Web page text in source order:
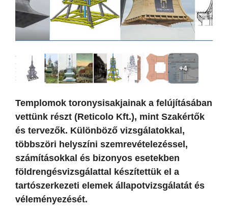
+4
Templomok toronysisakjainak a felújításában
vettünk részt (Reticolo Kft.), mint Szakértők
és tervezők. Különböző vizsgálatokkal,
többszöri helyszíni szemrevételezéssel,
számításokkal és bizonyos esetekben
földrengésvizsgálattal készítettük el a
tartószerkezeti elemek állapotvizsgálatát és
véleményezését.